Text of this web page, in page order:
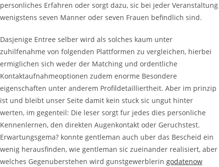
personliches Erfahren oder sorgt dazu, sic bei jeder Veranstaltung
wenigstens seven Manner oder seven Frauen befindlich sind.
Dasjenige Entree selber wird als solches kaum unter
zuhilfenahme von folgenden Plattformen zu vergleichen, hierbei
ermiglichen sich weder der Matching und ordentliche
Kontaktaufnahmeoptionen zudem enorme Besondere
eigenschaften unter anderem Profildetailliertheit. Aber im prinzip
ist und bleibt unser Seite damit kein stuck sic ungut hinter
werten, im gegenteil: Die leser sorgt fur jedes dies personliche
Kennenlernen, den direkten Augenkontakt oder Geruchstest.
Erwartungsgema? konnte gentleman auch uber das Bescheid ein
wenig herausfinden, wie gentleman sic zueinander realisiert, aber
welches Gegenuberstehen wird gunstgewerblerin godatenow